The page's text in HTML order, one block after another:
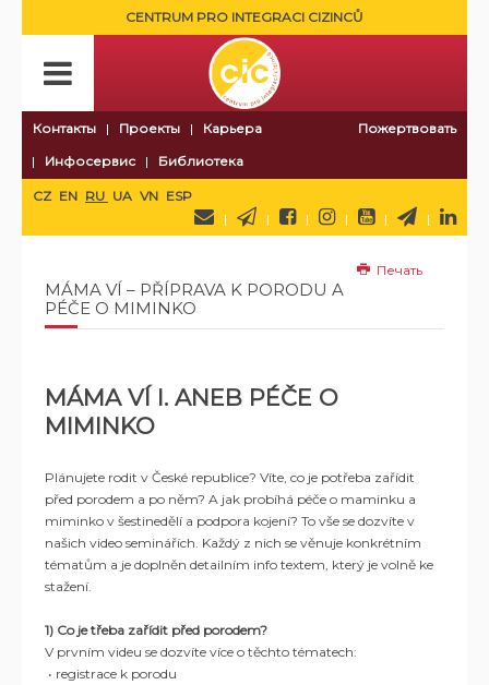
CENTRUM PRO INTEGRACI CIZINCŮ
Контакты Проекты
Карьера
Инфосервис
Библиотека
Пожертвовать
CZ EN RU UA VN ESP
Печать
MÁMA VÍ – PŘÍPRAVA K PORODU A
PÉČE O MIMINKO
MÁMA VÍ I. ANEB PÉČE O
MIMINKO
Plánujete rodit v České republice? Víte, co je potřeba zařídit
před porodem a po něm? A jak probíhá péče o maminku a
miminko v šestinedělí a podpora kojení? To vše se dozvíte v
našich video seminářích. Každý z nich se věnuje konkrétním
tématům a je doplněn detailním info textem, který je volně ke
stažení.
1) Co je třeba zařídit před porodem?
V prvním videu se dozvíte více o těchto tématech:
• registrace k porodu